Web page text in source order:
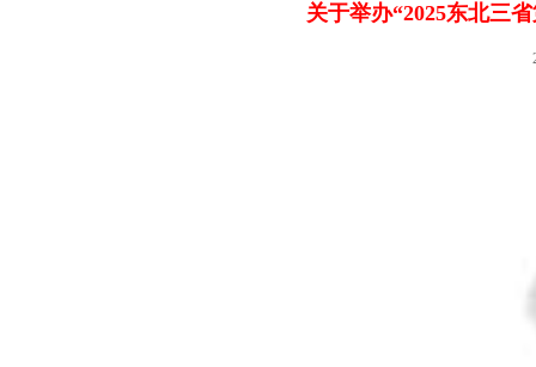
关于举办“2025东北三